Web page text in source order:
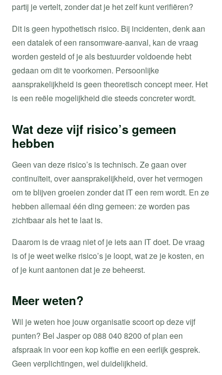
partij je vertelt, zonder dat je het zelf kunt verifiëren?
Dit is geen hypothetisch risico. Bij incidenten, denk aan
een datalek of een ransomware-aanval, kan de vraag
worden gesteld of je als bestuurder voldoende hebt
gedaan om dit te voorkomen. Persoonlijke
aansprakelijkheid is geen theoretisch concept meer. Het
is een reële mogelijkheid die steeds concreter wordt.
Wat deze vijf risico’s gemeen
hebben
Geen van deze risico’s is technisch. Ze gaan over
continuïteit, over aansprakelijkheid, over het vermogen
om te blijven groeien zonder dat IT een rem wordt. En ze
hebben allemaal één ding gemeen: ze worden pas
zichtbaar als het te laat is.
Daarom is de vraag niet of je iets aan IT doet. De vraag
is of je weet welke risico’s je loopt, wat ze je kosten, en
of je kunt aantonen dat je ze beheerst.
Meer weten?
Wil je weten hoe jouw organisatie scoort op deze vijf
punten? Bel Jasper op 088 040 8200 of plan een
afspraak in voor een kop koffie en een eerlijk gesprek.
Geen verplichtingen, wel duidelijkheid.